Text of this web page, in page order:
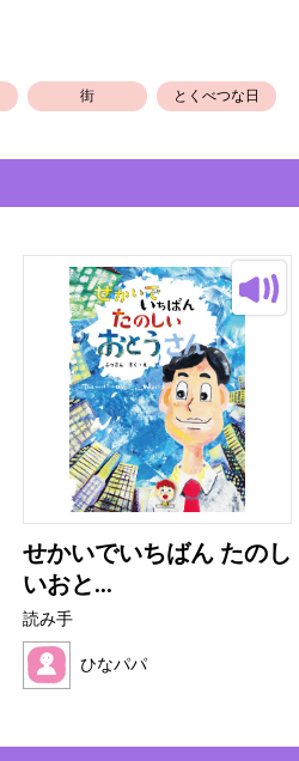
街 とくべつな日
せかいでいちばん たのし
いおと...
読み手
ひなパパ